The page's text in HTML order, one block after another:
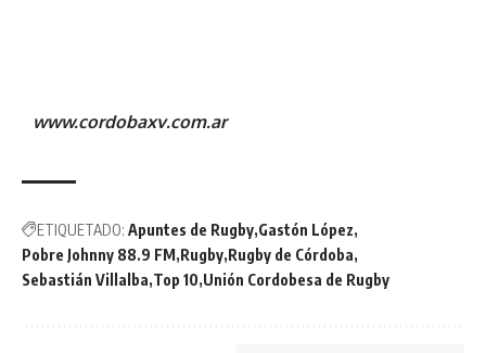
www.cordobaxv.com.ar
ETIQUETADO: Apuntes de Rugby Gastón López
Pobre Johnny 88.9 FM Rugby Rugby de Córdoba
Sebastián Villalba Top 10 Unión Cordobesa de Rugby